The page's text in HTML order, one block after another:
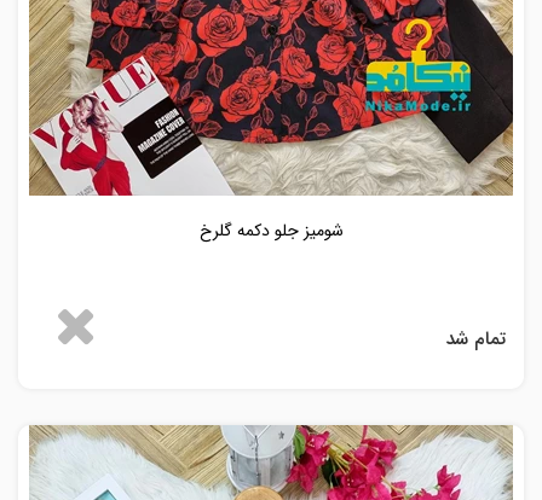
شومیز جلو دکمه گلرخ
تمام شد